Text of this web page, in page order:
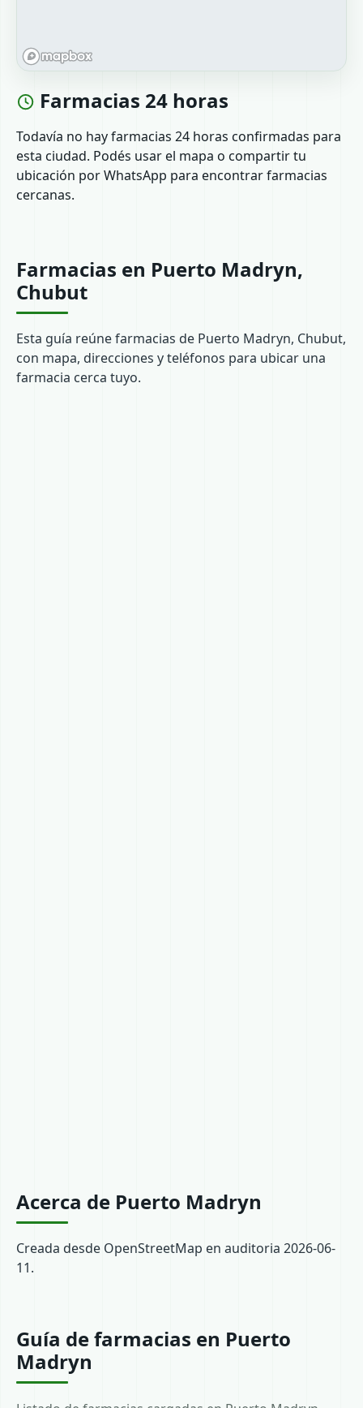
Farmacias 24 horas
Todavía no hay farmacias 24 horas confirmadas para
esta ciudad. Podés usar el mapa o compartir tu
ubicación por WhatsApp para encontrar farmacias
cercanas.
Farmacias en Puerto Madryn,
Chubut
Esta guía reúne farmacias de Puerto Madryn, Chubut,
con mapa, direcciones y teléfonos para ubicar una
farmacia cerca tuyo.
Acerca de Puerto Madryn
Creada desde OpenStreetMap en auditoria 2026-06-
11.
Guía de farmacias en Puerto
Madryn